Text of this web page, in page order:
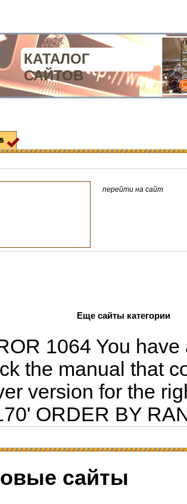
КАТАЛОГ
САЙТОВ
сайты
перейти на сайт
Еще сайты категории
1064 You
the manual that
version for the
ORDER BY